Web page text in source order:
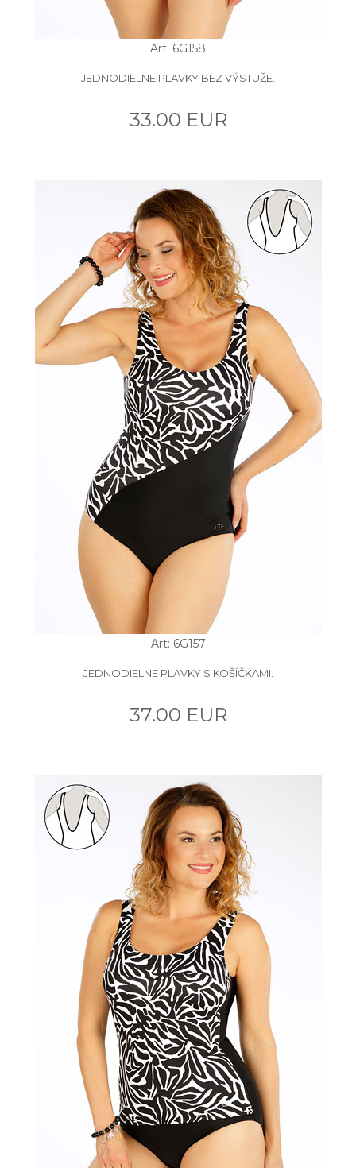
Art: 6G158
JEDNODIELNE PLAVKY BEZ VÝSTUŽE.
33.00 EUR
Art: 6G157
JEDNODIELNE PLAVKY S KOŠÍČKAMI.
37.00 EUR